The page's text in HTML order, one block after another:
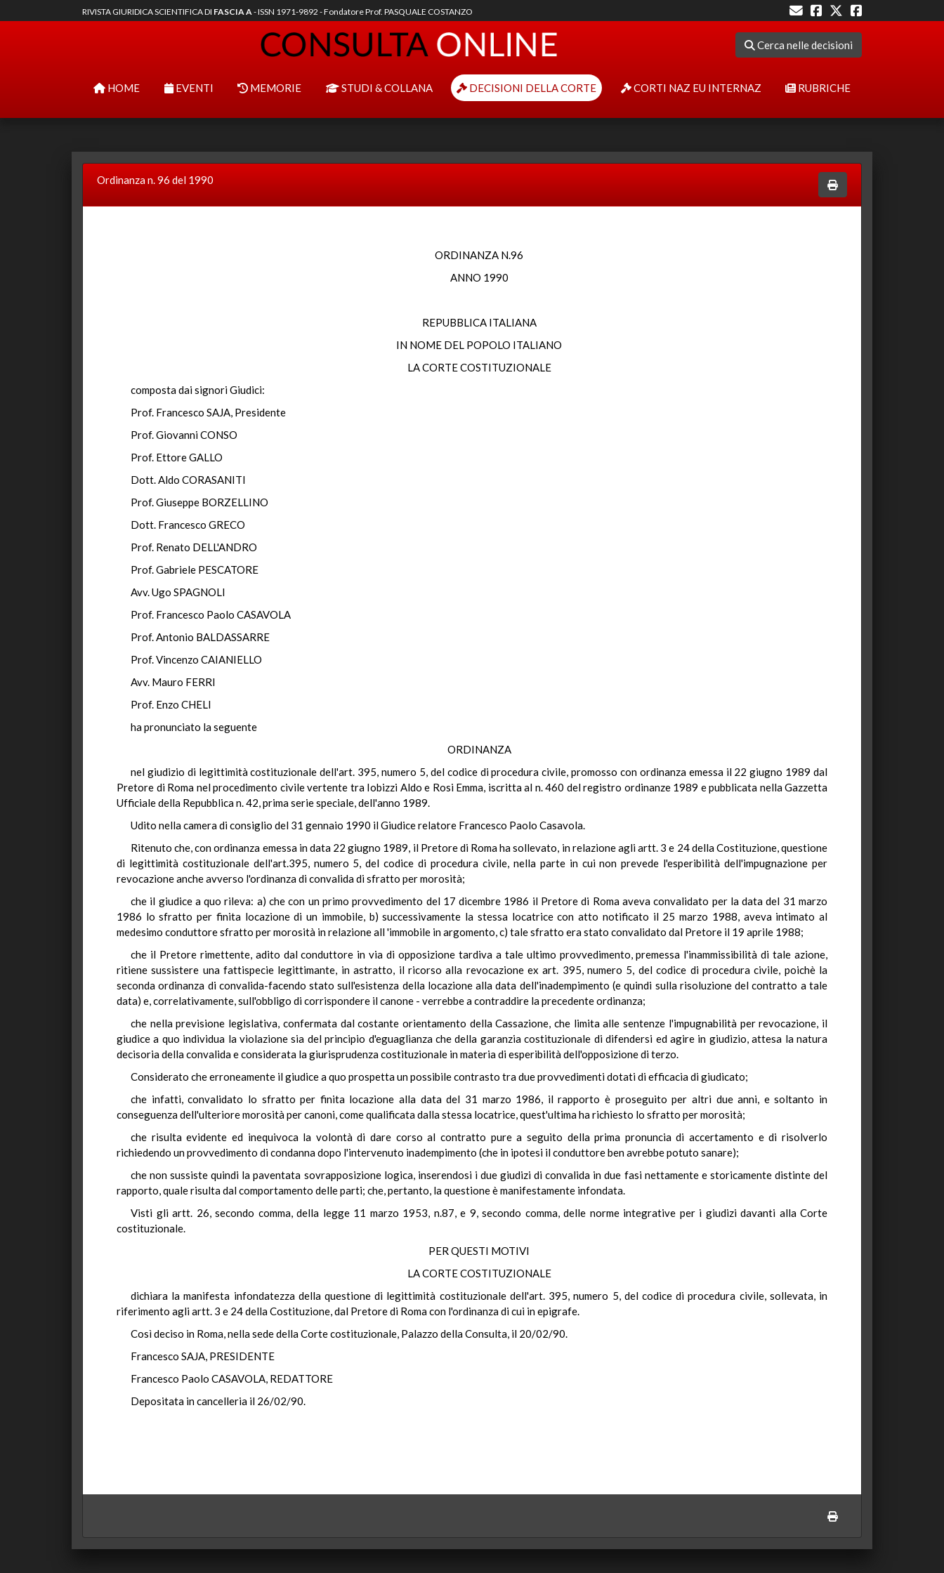
RIVISTA GIURIDICA SCIENTIFICA DI FASCIA A- ISSN 1971-9892 - Fondatore Prof. PASQUALE COSTANZO
Cerca nelle decisioni
HOME EVENTI MEMORIE STUDI & COLLANA DECISIONI DELLA CORTE CORTI NAZ EU INTERNAZ RUBRICHE
Ordinanza n. 96 del 1990
ORDINANZA N.96
ANNO 1990
REPUBBLICA ITALIANA
IN NOME DEL POPOLO ITALIANO
LA CORTE COSTITUZIONALE
composta dai signori Giudici:
Prof. Francesco SAJA, Presidente
Prof. Giovanni CONSO
Prof. Ettore GALLO
Dott. Aldo CORASANITI
Prof. Giuseppe BORZELLINO
Dott. Francesco GRECO
Prof. Renato DELL'ANDRO
Prof. Gabriele PESCATORE
Avv. Ugo SPAGNOLI
Prof. Francesco Paolo CASAVOLA
Prof. Antonio BALDASSARRE
Prof. Vincenzo CAIANIELLO
Avv. Mauro FERRI
Prof. Enzo CHELI
ha pronunciato la seguente
ORDINANZA
nel giudizio di legittimità costituzionale dell'art. 395, numero 5, del codice di procedura civile, promosso con ordinanza emessa il 22 giugno 1989 dal
Pretore di Roma nel procedimento civile vertente tra Iobizzi Aldo e Rosi Emma, iscritta al n. 460 del registro ordinanze 1989 e pubblicata nella Gazzetta
Ufficiale della Repubblica n. 42, prima serie speciale, dell'anno 1989.
Udito nella camera di consiglio del 31 gennaio 1990 il Giudice relatore Francesco Paolo Casavola.
Ritenuto che, con ordinanza emessa in data 22 giugno 1989, il Pretore di Roma ha sollevato, in relazione agli artt. 3 e 24 della Costituzione, questione
di legittimità costituzionale dell'art.395, numero 5, del codice di procedura civile, nella parte in cui non prevede l'esperibilità dell'impugnazione per
revocazione anche avverso l'ordinanza di convalida di sfratto per morosità;
che il giudice a quo rileva: a) che con un primo provvedimento del 17 dicembre 1986 il Pretore di Roma aveva convalidato per la data del 31 marzo
1986 lo sfratto per finita locazione di un immobile, b) successivamente la stessa locatrice con atto notificato il 25 marzo 1988, aveva intimato al
medesimo conduttore sfratto per morosità in relazione all 'immobile in argomento, c) tale sfratto era stato convalidato dal Pretore il 19 aprile 1988;
che il Pretore rimettente, adito dal conduttore in via di opposizione tardiva a tale ultimo provvedimento, premessa l'inammissibilità di tale azione,
ritiene sussistere una fattispecie legittimante, in astratto, il ricorso alla revocazione ex art. 395, numero 5, del codice di procedura civile, poichè la
seconda ordinanza di convalida-facendo stato sull'esistenza della locazione alla data dell'inadempimento (e quindi sulla risoluzione del contratto a tale
data) e, correlativamente, sull'obbligo di corrispondere il canone - verrebbe a contraddire la precedente ordinanza;
che nella previsione legislativa, confermata dal costante orientamento della Cassazione, che limita alle sentenze l'impugnabilità per revocazione, il
giudice a quo individua la violazione sia del principio d'eguaglianza che della garanzia costituzionale di difendersi ed agire in giudizio, attesa la natura
decisoria della convalida e considerata la giurisprudenza costituzionale in materia di esperibilità dell'opposizione di terzo.
Considerato che erroneamente il giudice a quo prospetta un possibile contrasto tra due provvedimenti dotati di efficacia di giudicato;
che infatti, convalidato lo sfratto per finita locazione alla data del 31 marzo 1986, il rapporto è proseguito per altri due anni, e soltanto in
conseguenza dell'ulteriore morosità per canoni, come qualificata dalla stessa locatrice, quest'ultima ha richiesto lo sfratto per morosità;
che risulta evidente ed inequivoca la volontà di dare corso al contratto pure a seguito della prima pronuncia di accertamento e di risolverlo
richiedendo un provvedimento di condanna dopo l'intervenuto inadempimento (che in ipotesi il conduttore ben avrebbe potuto sanare);
che non sussiste quindi la paventata sovrapposizione logica, inserendosi i due giudizi di convalida in due fasi nettamente e storicamente distinte del
rapporto, quale risulta dal comportamento delle parti; che, pertanto, la questione è manifestamente infondata.
Visti gli artt. 26, secondo comma, della legge 11 marzo 1953, n.87, e 9, secondo comma, delle norme integrative per i giudizi davanti alla Corte
costituzionale.
PER QUESTI MOTIVI
LA CORTE COSTITUZIONALE
dichiara la manifesta infondatezza della questione di legittimità costituzionale dell'art. 395, numero 5, del codice di procedura civile, sollevata, in
riferimento agli artt. 3 e 24 della Costituzione, dal Pretore di Roma con l'ordinanza di cui in epigrafe.
Così deciso in Roma, nella sede della Corte costituzionale, Palazzo della Consulta, il 20/02/90.
Francesco SAJA, PRESIDENTE
Francesco Paolo CASAVOLA, REDATTORE
Depositata in cancelleria il 26/02/90.